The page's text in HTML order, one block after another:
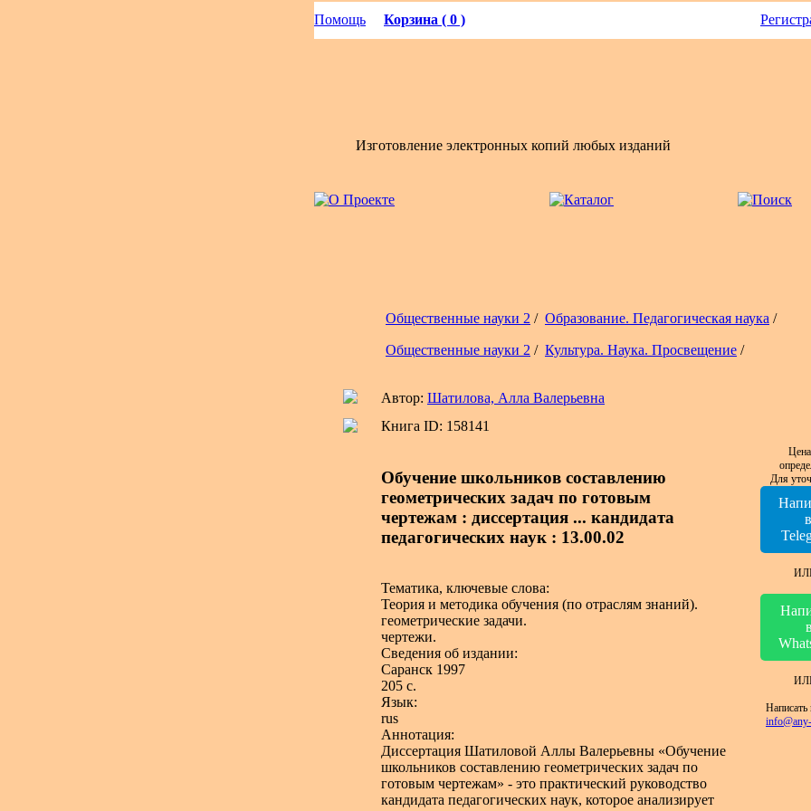
Помощь Корзина ( 0 )
Изготовление электронных копий любых изданий
Общественные науки 2 / Образование. Педагогическая наука /
Общественные науки 2 / Культура. Наука. Просвещение /
Автор: Шатилова, Алла Валерьевна
Книга ID: 158141
Обучение школьников составлению
геометрических задач по готовым
чертежам : диссертация ... кандидата
педагогических наук : 13.00.02
Тематика, ключевые слова:
Теория и методика обучения (по отраслям знаний).
геометрические задачи.
чертежи.
Сведения об издании:
Саранск 1997
205 с.
Язык:
rus
Аннотация:
Диссертация Шатиловой Аллы Валерьевны «Обучение
школьников составлению геометрических задач по
готовым чертежам» - это практический руководство
кандидата педагогических наук, которое анализирует
Для
в
в
Написать